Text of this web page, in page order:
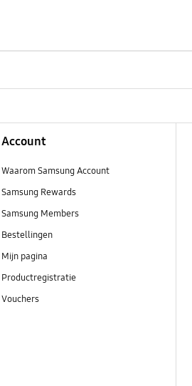
Account
Waarom Samsung Account
Samsung Rewards
Samsung Members
Bestellingen
Mijn pagina
Productregistratie
Vouchers